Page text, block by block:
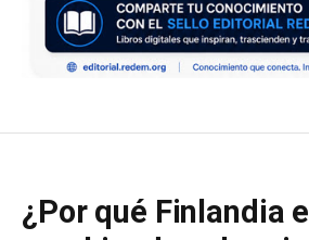
¿Por qué Finlandia